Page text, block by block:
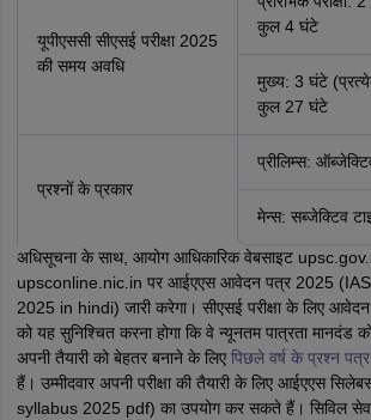
यूपीएससी सीएसई परीक्षा 2025
की समय अवधि
कुल 4 घंटे
मुख्य: 3 घंटे
कुल 27 घंटे
प्रश्नों के प्रकार
प्रीलिम्स:
मेन्स: सब्जेक्टिव
अधिसूचना के साथ, आयोग आधिकारिक वेबसाइट
upsconline.nic.in पर आईएएस आवेदन पत्र 2025
2025 in hindi) जारी करेगा। सीएसई परीक्षा के लिए
को यह सुनिश्चित करना होगा कि वे न्यूनतम पात्रता मानदंड
अपनी तैयारी को बेहतर बनाने के लिए पिछले वर्ष के प्रश्न पत्र
हैं। उम्मीदवार अपनी परीक्षा की तैयारी के लिए आईएएस
syllabus 2025 pdf) का उपयोग कर सकते हैं। सिविल सेवा